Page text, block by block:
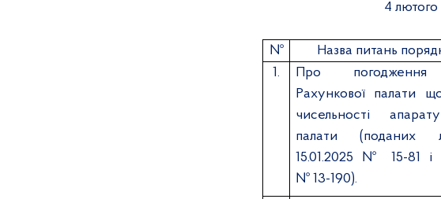
4
№ Назва питань
1.
Про погодження
Рахункової палати
чисельності
палати (поданих
15.01.2025 №
15-81 і
№ 13-190).